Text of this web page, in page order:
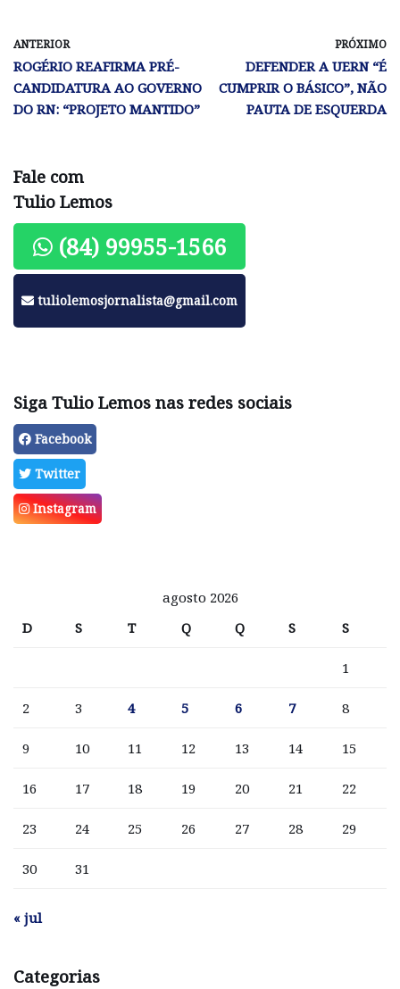
ANTERIOR
ROGÉRIO REAFIRMA PRÉ-
CANDIDATURA AO GOVERNO
DO RN: “PROJETO MANTIDO”
PRÓXIMO
DEFENDER A UERN “É
CUMPRIR O BÁSICO”, NÃO
PAUTA DE ESQUERDA
Fale com
Tulio Lemos
(84) 99955-1566
tuliolemosjornalista@gmail.com
Siga Tulio Lemos nas redes sociais
Facebook
Twitter
Instagram
agosto 2026
D
S T Q Q S S
1
2 3 4 5 6 7 8
9 10 11 12 13 14 15
16 17 18 19 20 21 22
23 24 25 26 27 28 29
30 31
« jul
Categorias